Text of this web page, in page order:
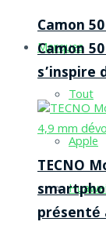
Marques
Tout
Apple
Camon
Camon
s’inspire
TECNO
présenté